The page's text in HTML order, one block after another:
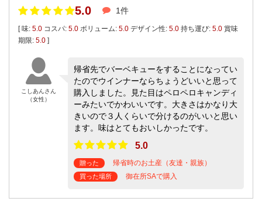
5.0 1件
[ 味: 5.0 コスパ: 5.0 ボリューム: 5.0 デザイン性: 5.0 持ち運び: 5.0 賞味
期限: 5.0 ]
こしあんさん
（女性）
帰省先でバーベキューをすることになってい
たのでウインナーならちょうどいいと思って
購入しました。見た目はペロペロキャンディ
ーみたいでかわいいです。大きさはかなり大
きいので３人くらいで分けるのがいいと思い
ます。味はとてもおいしかったです。
5.0
贈った 帰省時のお土産（友達・親族）
買った場所 御在所SAで購入